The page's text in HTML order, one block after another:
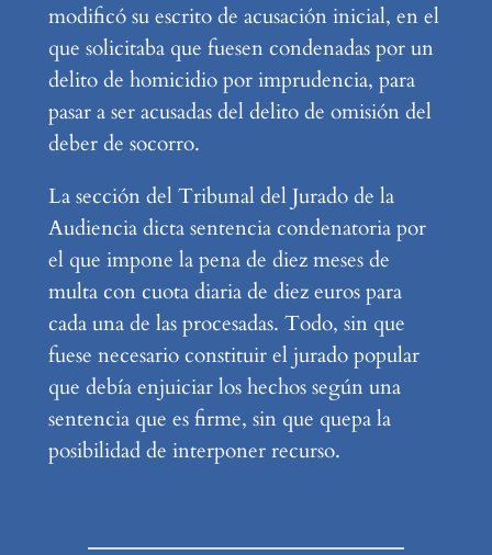
modificó su escrito de acusación inicial, en el
que solicitaba que fuesen condenadas por un
delito de homicidio por imprudencia, para
pasar a ser acusadas del delito de omisión del
deber de socorro.
La sección del Tribunal del Jurado de la
Audiencia dicta sentencia condenatoria por
el que impone la pena de diez meses de
multa con cuota diaria de diez euros para
cada una de las procesadas. Todo, sin que
fuese necesario constituir el jurado popular
que debía enjuiciar los hechos según una
sentencia que es firme, sin que quepa la
posibilidad de interponer recurso.